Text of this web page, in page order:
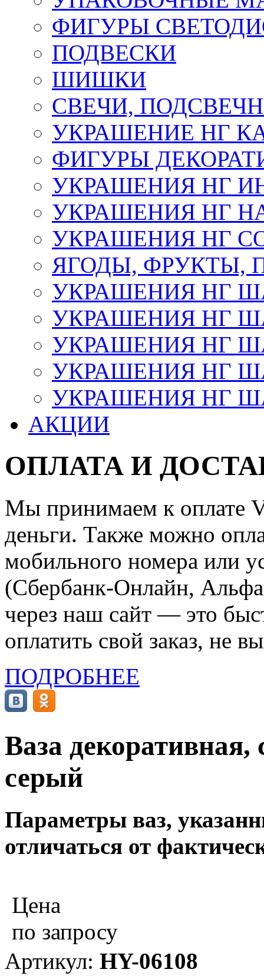
ФИГУРЫ
ПОДВЕСКИ
ШИШКИ
СВЕЧИ,
УКРАШЕНИЕ НГ
ФИГУРЫ
УКРАШЕНИЯ НГ
УКРАШЕНИЯ НГ
УКРАШЕНИЯ НГ
ЯГОДЫ, ФРУКТЫ,
УКРАШЕНИЯ НГ
УКРАШЕНИЯ НГ
УКРАШЕНИЯ НГ
УКРАШЕНИЯ НГ
УКРАШЕНИЯ НГ
АКЦИИ
ОПЛАТА И
Мы принимаем к оплате
деньги. Также можно
мобильного номера или
(Сбербанк-Онлайн,
через наш сайт — это
оплатить свой заказ, не
ПОДРОБНЕЕ
Ваза декоративная,
серый
Параметры ваз,
отличаться от
Цена
по запросу
Артикул: HY-06108